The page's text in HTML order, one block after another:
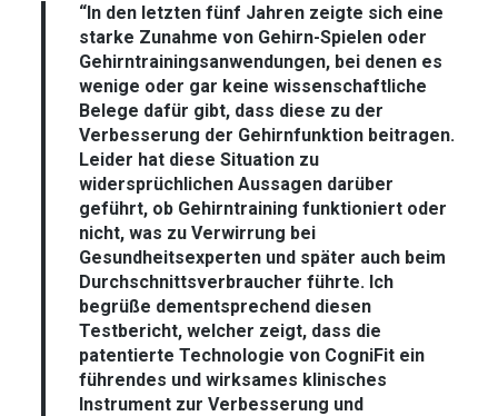
“In den letzten fünf Jahren zeigte sich eine
starke Zunahme von Gehirn-Spielen oder
Gehirntrainingsanwendungen, bei denen es
wenige oder gar keine wissenschaftliche
Belege dafür gibt, dass diese zu der
Verbesserung der Gehirnfunktion beitragen.
Leider hat diese Situation zu
widersprüchlichen Aussagen darüber
geführt, ob Gehirntraining funktioniert oder
nicht, was zu Verwirrung bei
Gesundheitsexperten und später auch beim
Durchschnittsverbraucher führte. Ich
begrüße dementsprechend diesen
Testbericht, welcher zeigt, dass die
patentierte Technologie von CogniFit ein
führendes und wirksames klinisches
Instrument zur Verbesserung und